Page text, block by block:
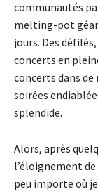
communautés
melting-pot
jours. Des
concerts en
concerts dans
soirées
splendide.
Alors, après
l’éloignement de
peu importe où